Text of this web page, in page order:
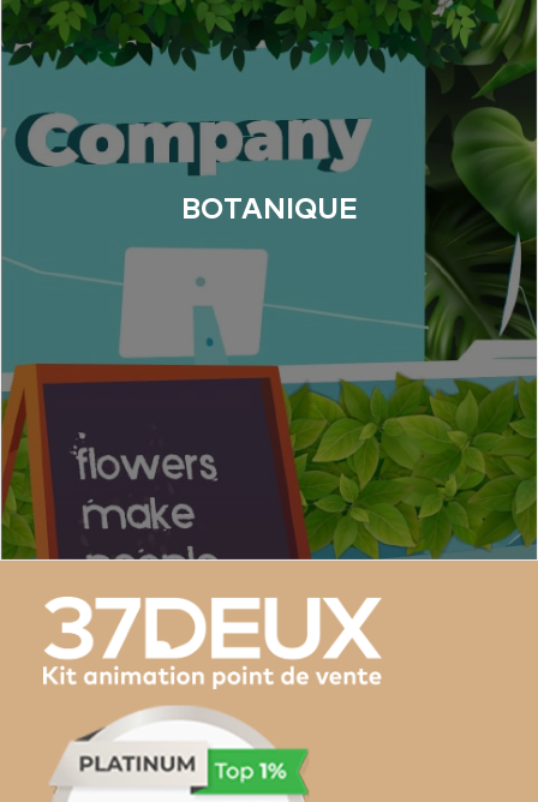
BOTANIQUE